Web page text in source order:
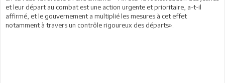
et leur départ au combat est une action urgente et prioritaire, a-t-il
affirmé, et le gouvernement a multiplié les mesures à cet effet
notamment à travers un contrôle rigoureux des départs».